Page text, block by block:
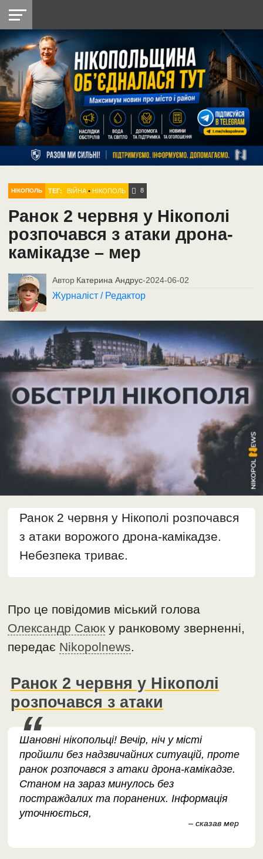
НІКОПОЛЬ
РАЙОН
СІЧЕСЛАВСЬКА
УКРАЇНА
РЕТРО
НІКОПОЛЬ
ЛАЙТ
УКРАЇНА
ДОПОМОГА
РАДІО
НІКОПОЛЬ ТЕГ: ВІЙНА •НІКОПОЛЬ 8
Ранок 2 червня у Нікополі
розпочався з атаки дрона-
камікадзе – мер
Автор Катерина Андрус-2024-06-02
Журналіст / Редактор
Ранок 2 червня у Нікополі розпочався
з атаки ворожого дрона-камікадзе.
Небезпека триває.
Про це повідомив міський голова
Олександр Саюк у ранковому зверненні,
передає Nikopolnews.
Ранок 2 червня у Нікополі
розпочався з атаки
Шановні нікопольці! Вечір, ніч у місті
пройшли без надзвичайних ситуацій, проте
ранок розпочався з атаки дрона-камікадзе.
Станом на зараз минулось без
постраждалих та поранених. Інформація
уточнюється,
– сказав мер